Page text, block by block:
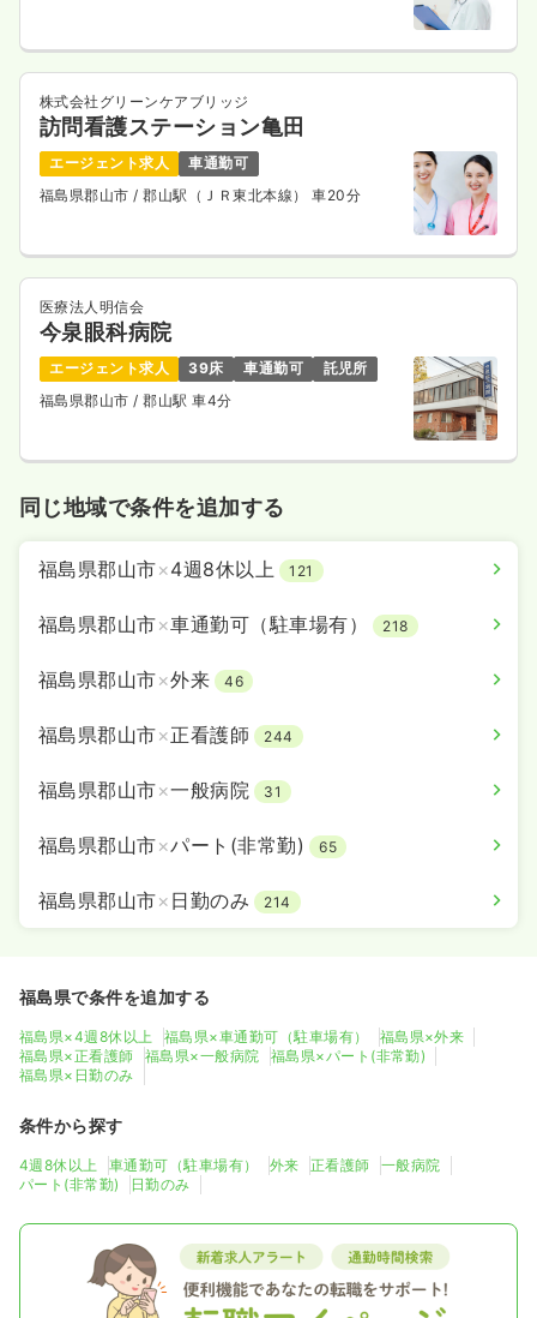
株式会社グリーンケアブリッジ
訪問看護ステーション亀田
エージェント求人
車通勤可
福島県郡山市 / 郡山駅（ＪＲ東北本線） 車20分
医療法人明信会
今泉眼科病院
エージェント求人 39床 車通勤可
託児所
福島県郡山市 / 郡山駅 車4分
同じ地域で条件を追加する
福島県郡山市×4週8休以上 121
福島県郡山市×車通勤可（駐車場有） 218
福島県郡山市×外来 46
福島県郡山市×正看護師 244
福島県郡山市×一般病院 31
福島県郡山市×パート(非常勤) 65
福島県郡山市× 日勤のみ 214
福島県で条件を追加する
福島県×4週8休以上 福島県×車通勤可（駐車場有）
福島県×外来
福島県×正看護師
福島県×一般病院
福島県×パート(非常勤)
福島県×日勤のみ
条件から探す
4週8休以上 車通勤可（駐車場有） 外来 正看護師
一般病院
パート(非常勤)
日勤のみ